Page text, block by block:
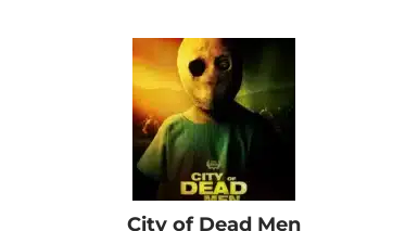
City of Dead Men